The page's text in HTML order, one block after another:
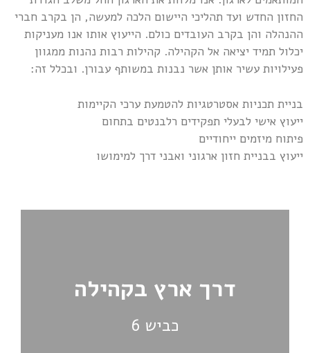
החזון החדש ועד תהליכי היישום הלכה למעשה, הן בקרב חברי
ההנהלה והן בקרב העובדים כולם. הייעוץ אותו אנו מעניקות
יכלול תמיד יציאה אל הקהילה. קהילות רבות נהנות ממגוון
פעילויות עשיר אותן אשר נבנות במשותף עבורן. ובכלל זה:
בניית תכניות אסטרטגיות להטמעת ערכי הקיימות
ייעוץ אישי לבעלי תפקידים רלבנטים בתחום
פיתוח מיזמים ייחודיים
ייעוץ בבניית חזון ארגוני ואבני דרך למימושו
דרך ארץ בקהילה
כביש 6